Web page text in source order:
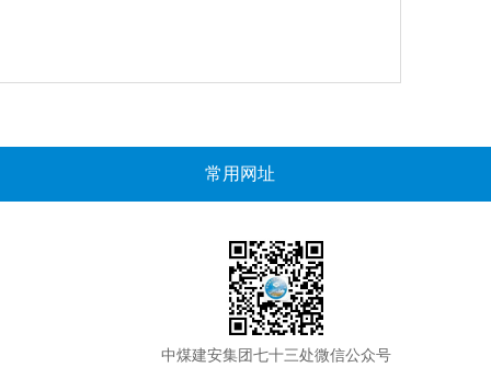
中煤建安集团七十三处微信公众号
常用网址